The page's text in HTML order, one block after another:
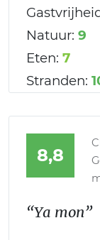
Natuur: 9
Eten: 7
Stranden:
8,8
“Ya mon”